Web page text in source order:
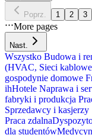
Poprz. 1 2 3
More pages
Nast.
Wszystko Budowa i
(HVAC, Sieci
gospodynie domowe
ihHotele Naprawa i
fabryki i produkcja
Sprzedawcy i kasjerzy
Praca zdalna
dla studentów